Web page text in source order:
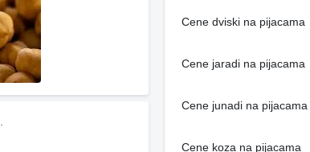
Cene dviski na pijacama
Cene jaradi na pijacama
Cene junadi na pijacama
Cene koza na pijacama